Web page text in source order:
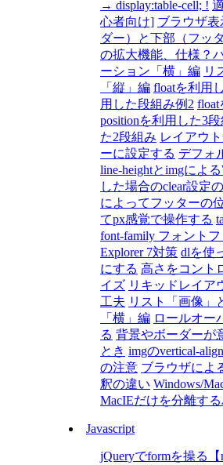
→ display:table-cell; !
心者向け] ブラウザ
ダー）と下部（フッ
の拡大機能、仕様？
ーション「横」編 リ
「縦」編 floatを利用
用した段組み例2 float
positionを利用した3
た2段組み レイアウ
ーに設定する デフォ
line-heightとimgによ
した場合のclear設定
によってフッターの
てpx感覚で操作する
font-family フォント
Explorer 7対策 dlを使
にする 高さをコント
イズ リキッドレイア
工夫 リスト「画像」
「横」編 ロールオー
る 背景やボーダーが
とき imgのvertical-align
の注意 ブラウザによ
釈の違い Windows/
MacIEだけを分離す
Javascript
jQueryでformを操る